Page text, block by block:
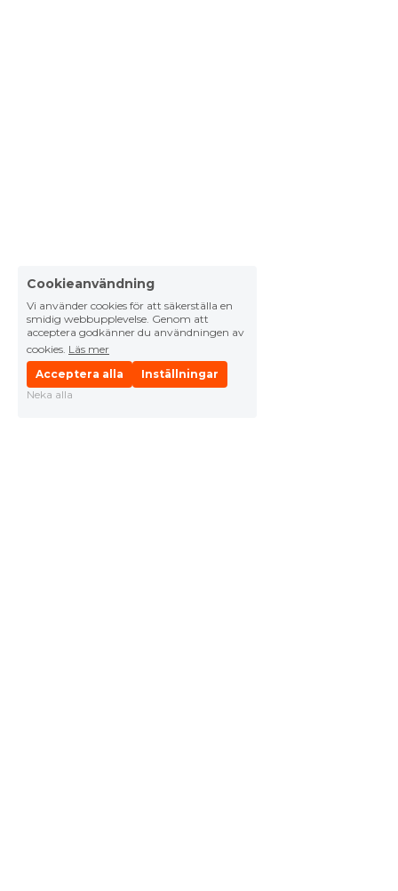
Cookieanvändning
Vi använder cookies för att säkerställa en
smidig webbupplevelse. Genom att
acceptera godkänner du användningen av
cookies. Läs mer
Acceptera alla
Inställningar
Neka alla